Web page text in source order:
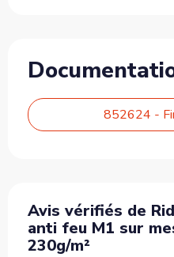
852624 -
Avis vérifiés de
anti feu M1 sur
230g/m²